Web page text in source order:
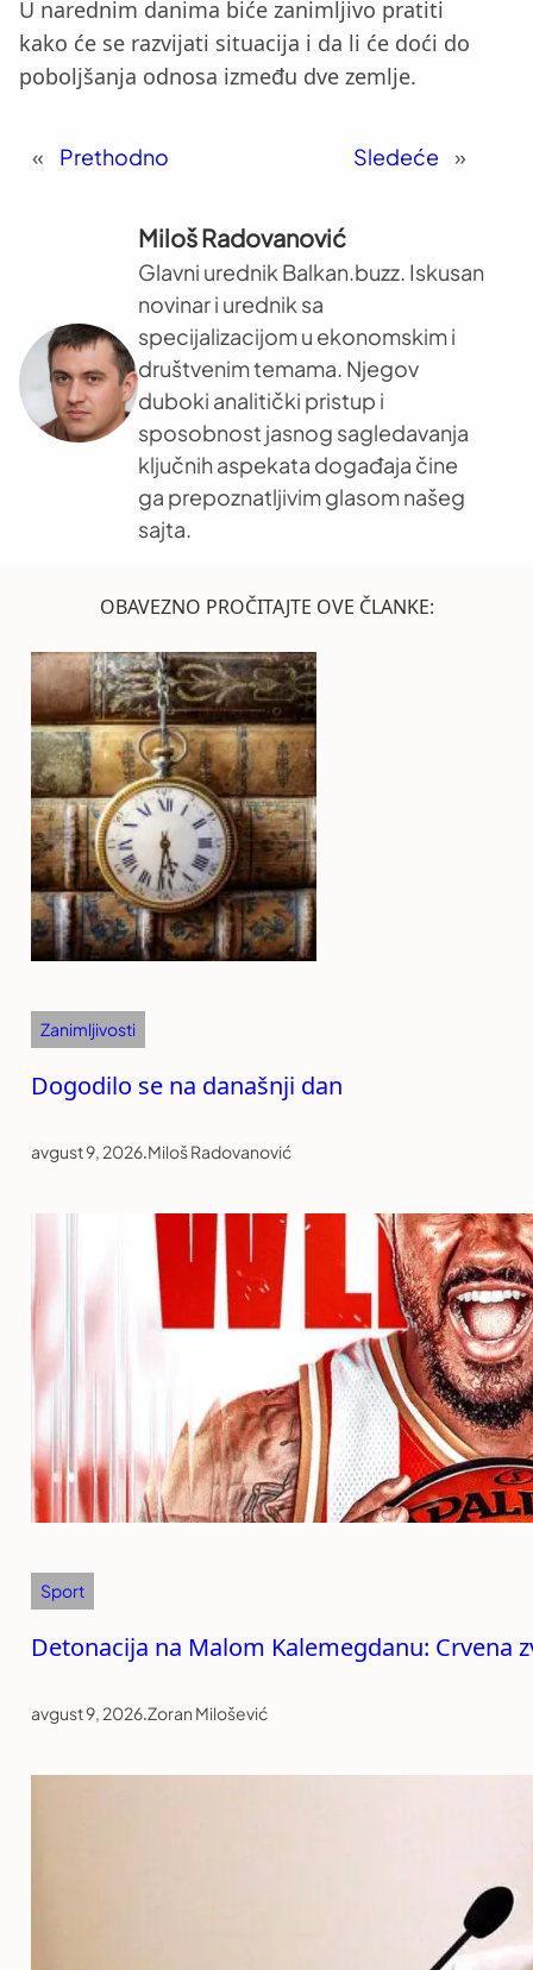
U narednim danima biće zanimljivo pratiti
kako će se razvijati situacija i da li će doći do
poboljšanja odnosa između dve zemlje.
« Prethodno Sledeće »
Miloš Radovanović
Glavni urednik Balkan.buzz. Iskusan
novinar i urednik sa
specijalizacijom u ekonomskim i
društvenim temama. Njegov
duboki analitički pristup i
sposobnost jasnog sagledavanja
ključnih aspekata događaja čine
ga prepoznatljivim glasom našeg
sajta.
OBAVEZNO PROČITAJTE OVE ČLANKE:
Zanimljivosti
Dogodilo se na današnji dan
avgust 9, 2026.Miloš Radovanović
Sport
Detonacija na Malom Kalemegdanu: Crvena
avgust 9, 2026.Zoran Milošević